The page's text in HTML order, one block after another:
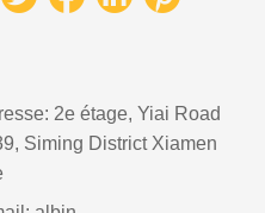
2e étage, Yiai Road
Siming District Xiamen